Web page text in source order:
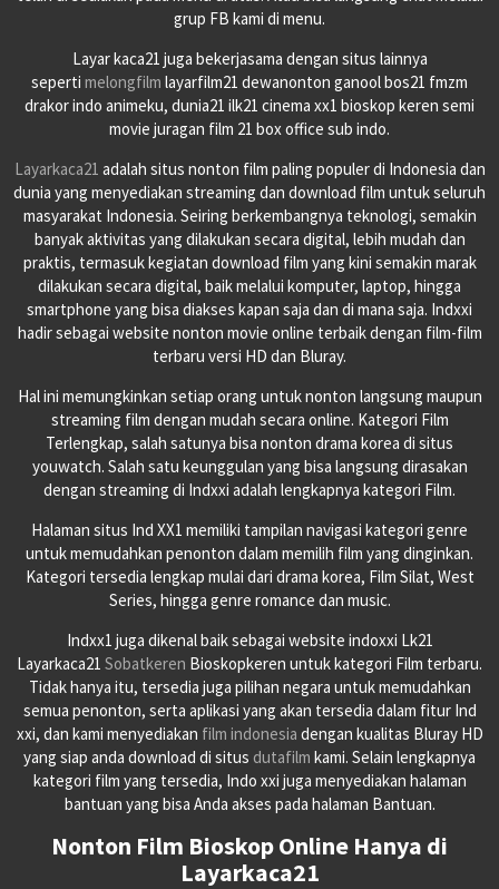
grup FB kami di menu.
Layar kaca21 juga bekerjasama dengan situs lainnya
seperti melongfilm layarfilm21 dewanonton ganool bos21 fmzm
drakor indo animeku, dunia21 ilk21 cinema xx1 bioskop keren semi
movie juragan film 21 box office sub indo.
Layarkaca21 adalah situs nonton film paling populer di Indonesia dan
dunia yang menyediakan streaming dan download film untuk seluruh
masyarakat Indonesia. Seiring berkembangnya teknologi, semakin
banyak aktivitas yang dilakukan secara digital, lebih mudah dan
praktis, termasuk kegiatan download film yang kini semakin marak
dilakukan secara digital, baik melalui komputer, laptop, hingga
smartphone yang bisa diakses kapan saja dan di mana saja. Indxxi
hadir sebagai website nonton movie online terbaik dengan film-film
terbaru versi HD dan Bluray.
Hal ini memungkinkan setiap orang untuk nonton langsung maupun
streaming film dengan mudah secara online. Kategori Film
Terlengkap, salah satunya bisa nonton drama korea di situs
youwatch. Salah satu keunggulan yang bisa langsung dirasakan
dengan streaming di Indxxi adalah lengkapnya kategori Film.
Halaman situs Ind XX1 memiliki tampilan navigasi kategori genre
untuk memudahkan penonton dalam memilih film yang dinginkan.
Kategori tersedia lengkap mulai dari drama korea, Film Silat, West
Series, hingga genre romance dan music.
Indxx1 juga dikenal baik sebagai website indoxxi Lk21
Layarkaca21 Sobatkeren Bioskopkeren untuk kategori Film terbaru.
Tidak hanya itu, tersedia juga pilihan negara untuk memudahkan
semua penonton, serta aplikasi yang akan tersedia dalam fitur Ind
xxi, dan kami menyediakan film indonesia dengan kualitas Bluray HD
yang siap anda download di situs dutafilm kami. Selain lengkapnya
kategori film yang tersedia, Indo xxi juga menyediakan halaman
bantuan yang bisa Anda akses pada halaman Bantuan.
Nonton Film Bioskop Online Hanya di
Layarkaca21